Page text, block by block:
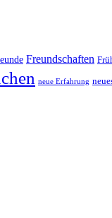
Freundschaften
neue Erfahrung